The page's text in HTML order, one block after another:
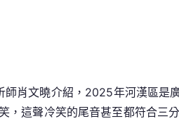
促
銷
肖文曉介紹，2025年河漢區是
，這聲冷笑的尾音甚至都符合